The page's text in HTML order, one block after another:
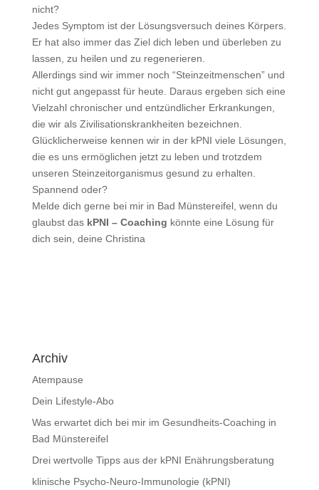
nicht?
Jedes Symptom ist der Lösungsversuch deines Körpers.
Er hat also immer das Ziel dich leben und überleben zu
lassen, zu heilen und zu regenerieren.
Allerdings sind wir immer noch “Steinzeitmenschen” und
nicht gut angepasst für heute. Daraus ergeben sich eine
Vielzahl chronischer und entzündlicher Erkrankungen,
die wir als Zivilisationskrankheiten bezeichnen.
Glücklicherweise kennen wir in der kPNI viele Lösungen,
die es uns ermöglichen jetzt zu leben und trotzdem
unseren Steinzeitorganismus gesund zu erhalten.
Spannend oder?
Melde dich gerne bei mir in Bad Münstereifel, wenn du
glaubst das kPNI – Coaching könnte eine Lösung für
dich sein, deine Christina
Archiv
Atempause
Dein Lifestyle-Abo
Was erwartet dich bei mir im Gesundheits-Coaching in
Bad Münstereifel
Drei wertvolle Tipps aus der kPNI Enährungsberatung
klinische Psycho-Neuro-Immunologie (kPNI)